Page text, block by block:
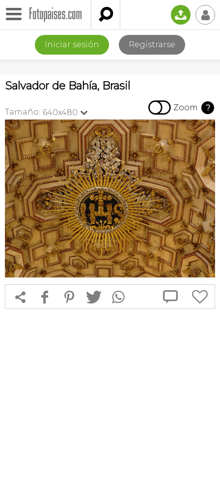
 📤 👤
Iniciar sesión Registrarse
Salvador de Bahía, Brasil
Tamaño: 640x480   Zoom ?
 f 1 T  